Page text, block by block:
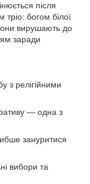
після
тріо: богом білої
вирушають до
заради
з релігійними
— одна з
зануритися
вибори та